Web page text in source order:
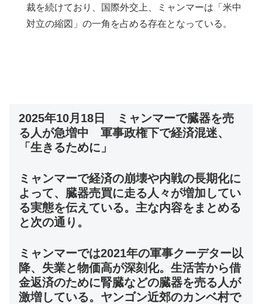
裁を続けており、国際外交上、ミャンマーは「米中
対立の縮図」の一角を占める存在となっている。
2025年10月18日 ミャンマーで臓器を売
る人が急増中 軍事政権下で経済混迷、
「生きるために」
ミャンマーで経済の崩壊や内戦の長期化に
よって、臓器売買に走る人々が増加してい
る実態を伝えている。主な内容をまとめる
と次の通り。
ミャンマーでは2021年の軍事クーデター以
降、失業と物価高が深刻化。生活苦から借
金返済のために腎臓などの臓器を売る人が
激増している。ヤンゴン近郊のカンベ村で